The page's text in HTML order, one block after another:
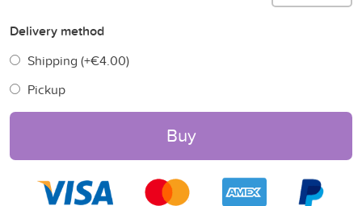
Delivery method
Shipping (+€4.00)
Pickup
Buy